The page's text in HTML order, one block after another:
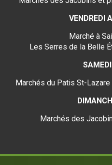
VENDREDI
Marché à
Les Serres de la Belle
Marchés du Patis St-
Marchés des